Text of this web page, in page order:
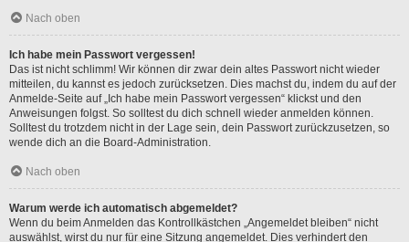
Nach oben
Ich habe mein Passwort vergessen!
Das ist nicht schlimm! Wir können dir zwar dein altes Passwort nicht wieder
mitteilen, du kannst es jedoch zurücksetzen. Dies machst du, indem du auf der
Anmelde-Seite auf „Ich habe mein Passwort vergessen“ klickst und den
Anweisungen folgst. So solltest du dich schnell wieder anmelden können.
Solltest du trotzdem nicht in der Lage sein, dein Passwort zurückzusetzen, so
wende dich an die Board-Administration.
Nach oben
Warum werde ich automatisch abgemeldet?
Wenn du beim Anmelden das Kontrollkästchen „Angemeldet bleiben“ nicht
auswählst, wirst du nur für eine Sitzung angemeldet. Dies verhindert den